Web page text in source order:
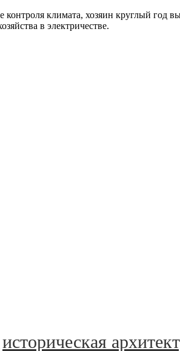
контроля климата, хозяин круглый
в электричестве.
историческая